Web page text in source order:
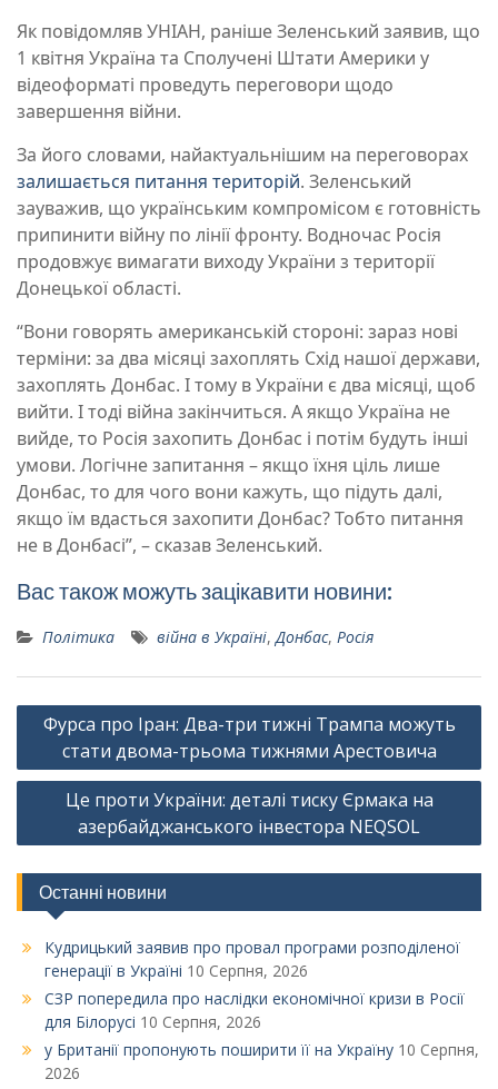
Як повідомляв УНІАН, раніше Зеленський заявив, що
1 квітня Україна та Сполучені Штати Америки у
відеоформаті проведуть переговори щодо
завершення війни.
За його словами, найактуальнішим на переговорах
залишається питання територій. Зеленський
зауважив, що українським компромісом є готовність
припинити війну по лінії фронту. Водночас Росія
продовжує вимагати виходу України з території
Донецької області.
“Вони говорять американській стороні: зараз нові
терміни: за два місяці захоплять Схід нашої держави,
захоплять Донбас. І тому в України є два місяці, щоб
вийти. І тоді війна закінчиться. А якщо Україна не
вийде, то Росія захопить Донбас і потім будуть інші
умови. Логічне запитання – якщо їхня ціль лише
Донбас, то для чого вони кажуть, що підуть далі,
якщо їм вдасться захопити Донбас? Тобто питання
не в Донбасі”, – сказав Зеленський.
Вас також можуть зацікавити новини:
Політика війна в Україні,Донбас, Росія
Навігація
записів
Фурса про Іран: Два-три тижні Трампа можуть
стати двома-трьома тижнями Арестовича
Це проти України: деталі тиску Єрмака на
азербайджанського інвестора NEQSOL
Останні новини
Кудрицький заявив про провал програми розподіленої
генерації в Україні 10 Серпня, 2026
СЗР попередила про наслідки економічної кризи в Росії
для Білорусі 10 Серпня, 2026
у Британії пропонують поширити її на Україну 10 Серпня,
2026